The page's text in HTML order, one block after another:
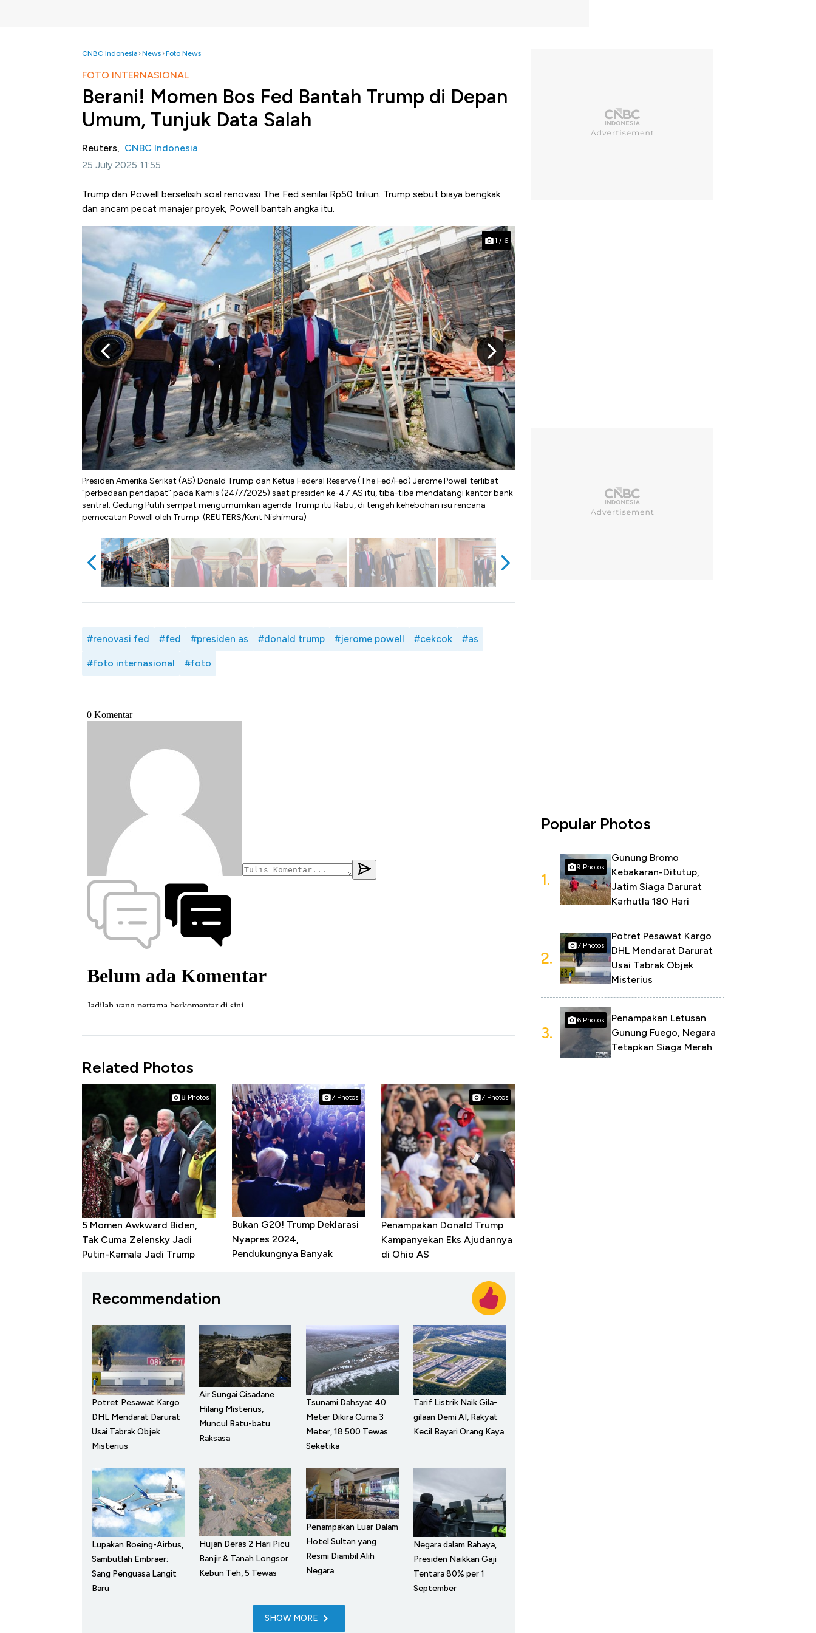
CNBC Indonesia News Foto News
FOTO INTERNASIONAL
Berani! Momen Bos Fed Bantah Trump di Depan
Umum, Tunjuk Data Salah
Reuters, CNBC Indonesia
25 July 2025 11:55
Trump dan Powell berselisih soal renovasi The Fed senilai Rp50 triliun. Trump sebut biaya bengkak
dan ancam pecat manajer proyek, Powell bantah angka itu.
Presiden Amerika Serikat (AS) Donald Trump dan Ketua Federal Reserve (The Fed/Fed) Jerome Powell terlibat
"perbedaan pendapat" pada Kamis (24/7/2025) saat presiden ke-47 AS itu, tiba-tiba mendatangi kantor bank
sentral. Gedung Putih sempat mengumumkan agenda Trump itu Rabu, di tengah kehebohan isu rencana
pemecatan Powell oleh Trump. (REUTERS/Kent Nishimura)
Sebelumnya renovasi ini dipermasalahkan pemerintah Trump, menjurus
(REUTERS/Kent Nishimura)
1 / 6
#renovasi fed #fed #presiden as #donald trump #jerome powell #cekcok #as
#foto internasional #foto
Related Photos
8 Photos
5 Momen Awkward Biden,
Tak Cuma Zelensky Jadi
Putin-Kamala Jadi Trump
7 Photos
Bukan G20! Trump Deklarasi
Nyapres 2024,
Pendukungnya Banyak
7 Photos
Penampakan Donald Trump
Kampanyekan Eks Ajudannya
di Ohio AS
Recommendation
Potret Pesawat Kargo
DHL Mendarat Darurat
Usai Tabrak Objek
Misterius
Air Sungai Cisadane
Hilang Misterius,
Muncul Batu-batu
Raksasa
Tsunami Dahsyat 40
Meter Dikira Cuma 3
Meter, 18.500 Tewas
Seketika
Tarif Listrik Naik Gila-
gilaan Demi AI, Rakyat
Kecil Bayari Orang Kaya
Lupakan Boeing-Airbus,
Sambutlah Embraer:
Sang Penguasa Langit
Baru
Hujan Deras 2 Hari Picu
Banjir & Tanah Longsor
Kebun Teh, 5 Tewas
Penampakan Luar Dalam
Hotel Sultan yang
Resmi Diambil Alih
Negara
Negara dalam Bahaya,
Presiden Naikkan Gaji
Tentara 80% per 1
September
SHOW MORE
Popular Photos
1.
9 Photos
Gunung Bromo
Kebakaran-Ditutup,
Jatim Siaga Darurat
Karhutla 180 Hari
2.
7 Photos
Potret Pesawat Kargo
DHL Mendarat Darurat
Usai Tabrak Objek
Misterius
3.
6 Photos
Penampakan Letusan
Gunung Fuego, Negara
Tetapkan Siaga Merah